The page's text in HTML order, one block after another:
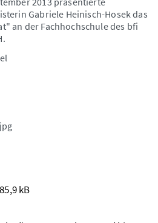
Gabriele Heinisch-Hosek das
an der Fachhochschule des bfi
kB